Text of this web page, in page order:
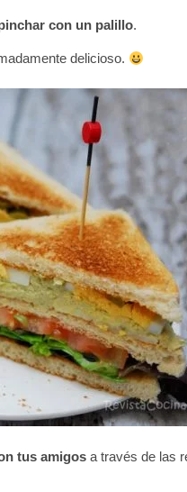
con un palillo.
delicioso.
tus amigosa través de las